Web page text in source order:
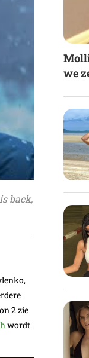
back,
2 zie
wordt
we